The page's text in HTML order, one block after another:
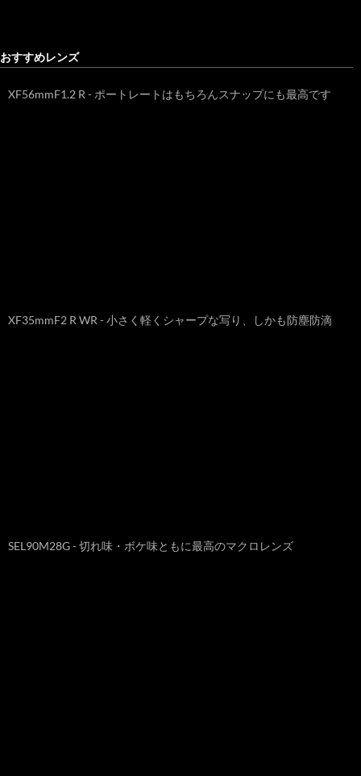
おすすめレンズ
XF56mmF1.2 R - ポートレートはもちろんスナップにも最高です
XF35mmF2 R WR - 小さく軽くシャープな写り、しかも防塵防滴
SEL90M28G - 切れ味・ボケ味ともに最高のマクロレンズ